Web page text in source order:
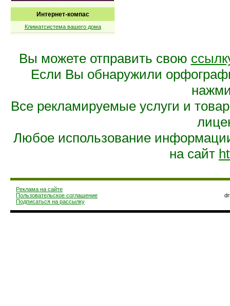
Интернет-компас
Климатсистема вашего дома
Вы можете отправить свою
Если Вы обнаружили
Все рекламируемые услуги и
Любое использование
на сайт
Реклама на сайте
Пользовательское соглашение
Подписаться на рассылку